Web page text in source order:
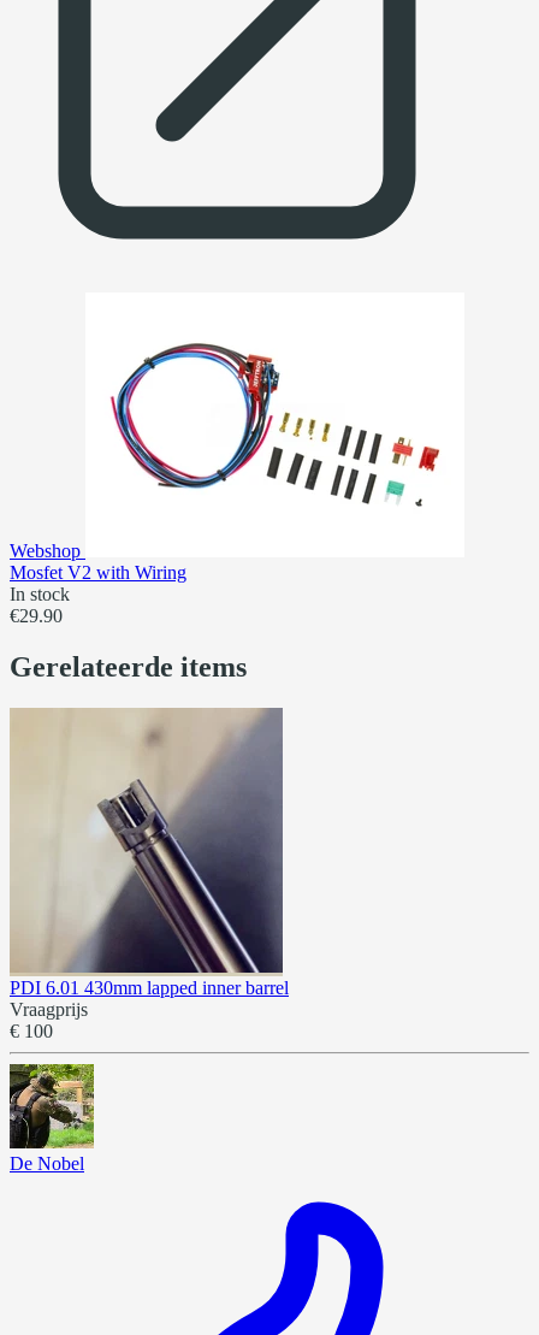
Webshop
Mosfet V2 with Wiring
In stock
€29.90
Gerelateerde items
PDI 6.01 430mm lapped inner barrel
Vraagprijs
€ 100
De Nobel